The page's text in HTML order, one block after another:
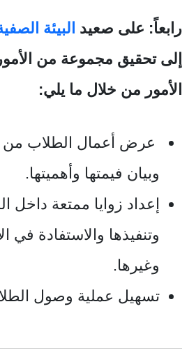
رابعاً: على صعيد البيئة
إلى تحقيق مجموعة من
الأمور من خلال ما يلي:
عرض أعمال الطلاب من
وبيان فيمتها وأهميتها.
إعداد زوايا ممتعة داخل
وتنفيذها والاستفادة في
وغيرها.
تسهيل عملية وصول